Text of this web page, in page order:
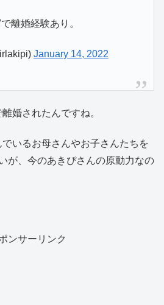
離婚経験あり。
January 14, 2022
婚されたんですね。
いるお母さんやお子さんたちを
が、今のあきぴさんの原動力なの
ンサーリンク